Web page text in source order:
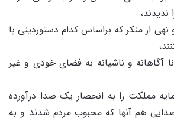
ندیدند،
نهی از منکر که براساس کدام دستوردینی با
آگاهانه و ناشیانه به فضای خودی و غیر
مملکت را به انحصار یک صدا درآورده
هم آنها که محبوب مردم شدند و به